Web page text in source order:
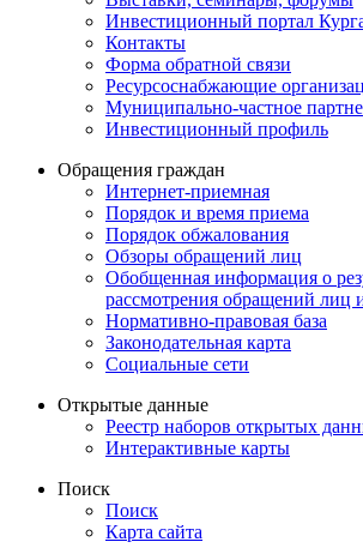
Инвестиционный портал
Контакты
Форма обратной связи
Ресурсоснабжающие
Муниципально-частное
Инвестиционный профиль
Обращения граждан
Интернет-приемная
Порядок и время приема
Порядок обжалования
Обзоры обращений лиц
Обобщенная информация о
рассмотрения обращений лиц
Нормативно-правовая база
Законодательная карта
Социальные сети
Открытые данные
Реестр наборов открытых
Интерактивные карты
Поиск
Поиск
Карта сайта